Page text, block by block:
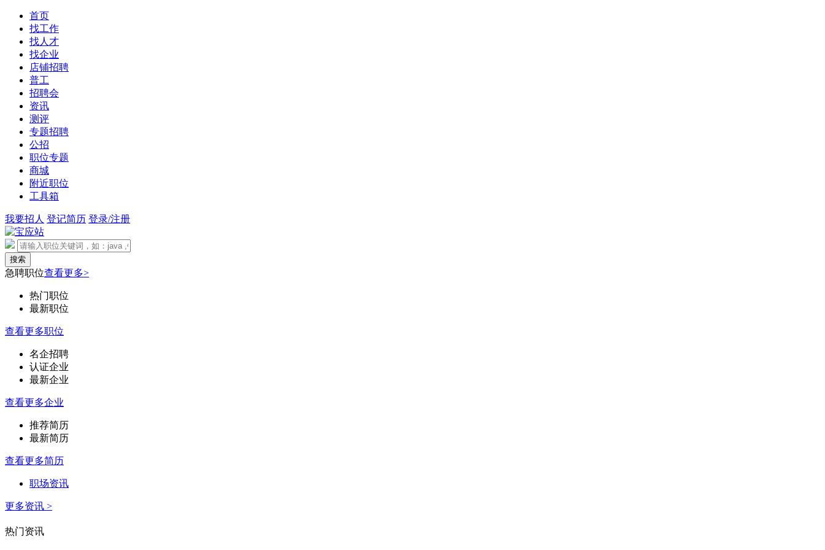
首页
找工作
找人才
找企业
店铺招聘
普工
招聘会
资讯
测评
专题招聘
公招
职位专题
商城
附近职位
工具箱
我要招人 登记简历 登录/注册
急聘职位查看更多>
热门职位
最新职位
查看更多职位
名企招聘
认证企业
最新企业
查看更多企业
推荐简历
最新简历
查看更多简历
职场资讯
更多资讯 >
热门资讯